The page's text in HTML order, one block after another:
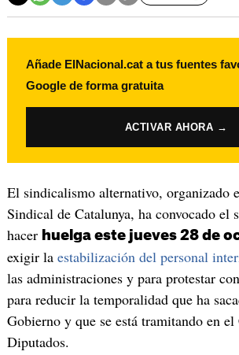
Añade ElNacional.cat a tus fuentes
Google de forma gratuita
ACTIVAR AHORA →
El sindicalismo alternativo, organizado
Sindical de Catalunya, ha convocado el
hacer huelga este jueves 28 de
exigir la estabilización del personal
las administraciones y para protestar
para reducir la temporalidad que ha
Gobierno y que se está tramitando en
Diputados.